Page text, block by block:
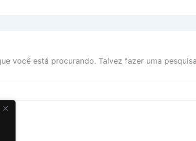
você está procurando. Talvez fazer uma